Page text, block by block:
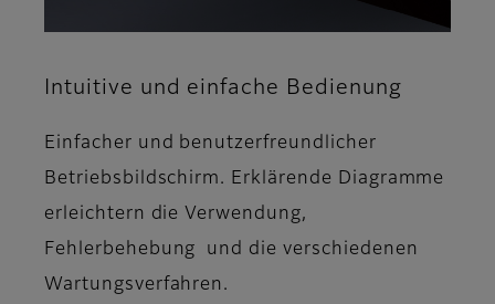
Intuitive und einfache Bedienung
Einfacher und benutzerfreundlicher
Betriebsbildschirm. Erklärende Diagramme
erleichtern die Verwendung,
Fehlerbehebung und die verschiedenen
Wartungsverfahren.